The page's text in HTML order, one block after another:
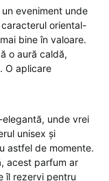
eveniment unde
oriental-
bine în valoare.
o aură caldă,
O aplicare
unde vrei
unisex și
astfel de momente.
acest parfum ar
îl rezervi pentru